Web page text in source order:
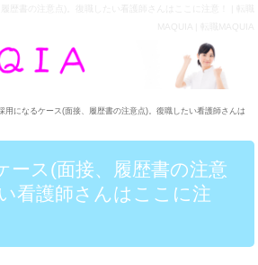
用になるケース(面接、履歴書の注意点)。復職したい看護師さんは
ース(面接、履歴書の注意
看護師さんはここに注